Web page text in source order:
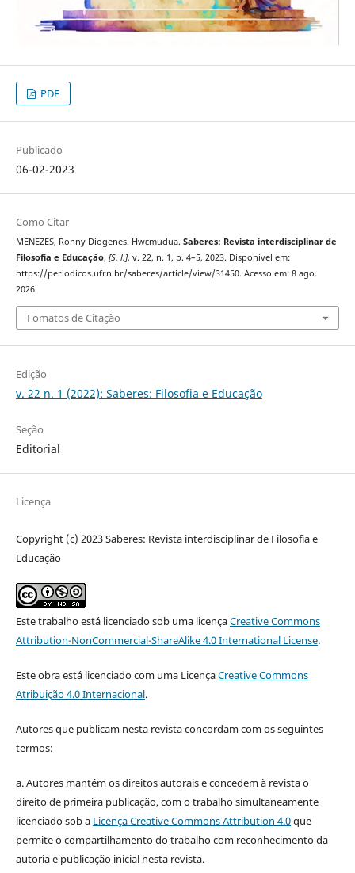
PDF
Publicado
06-02-2023
Como Citar
MENEZES, Ronny Diogenes. Hwɛmudua. Saberes: Revista interdisciplinar de
Filosofia e Educação, [S. l.], v. 22, n. 1, p. 4–5, 2023. Disponível em:
https://periodicos.ufrn.br/saberes/article/view/31450. Acesso em: 8 ago.
2026.
Fomatos de Citação
Edição
v. 22 n. 1 (2022): Saberes: Filosofia e Educação
Seção
Editorial
Licença
Copyright (c) 2023 Saberes: Revista interdisciplinar de Filosofia e
Educação
Este trabalho está licenciado sob uma licençaCreative Commons
Attribution-NonCommercial-ShareAlike 4.0 International License.
Este obra está licenciado com uma LicençaCreative Commons
Atribuição 4.0 Internacional.
Autores que publicam nesta revista concordam com os seguintes
termos:
a. Autores mantém os direitos autorais e concedem à revista o
direito de primeira publicação, com o trabalho simultaneamente
licenciado sob a Licença Creative Commons Attribution 4.0que
permite o compartilhamento do trabalho com reconhecimento da
autoria e publicação inicial nesta revista.